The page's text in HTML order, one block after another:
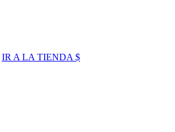
IR A LA TIENDA